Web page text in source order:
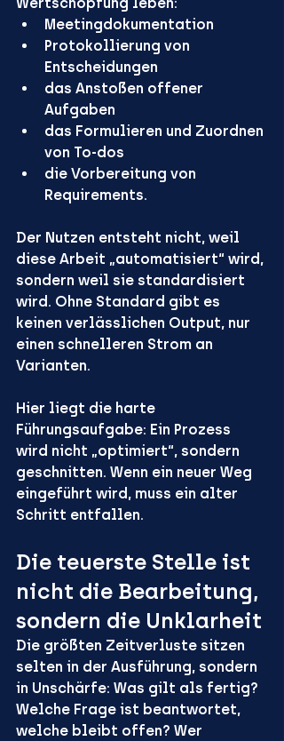
Meetingdokumentation
Protokollierung von
Entscheidungen
das Anstoßen offener
Aufgaben
das Formulieren und Zuordnen
von To-dos
die Vorbereitung von
Requirements.
Der Nutzen entsteht nicht, weil
diese Arbeit „automatisiert“ wird,
sondern weil sie standardisiert
wird. Ohne Standard gibt es
keinen verlässlichen Output, nur
einen schnelleren Strom an
Varianten.
Hier liegt die harte
Führungsaufgabe: Ein Prozess
wird nicht „optimiert“, sondern
geschnitten. Wenn ein neuer Weg
eingeführt wird, muss ein alter
Schritt entfallen.
Die teuerste Stelle ist
nicht die Bearbeitung,
sondern die Unklarheit
Die größten Zeitverluste sitzen
selten in der Ausführung, sondern
in Unschärfe: Was gilt als fertig?
Welche Frage ist beantwortet,
welche bleibt offen? Wer